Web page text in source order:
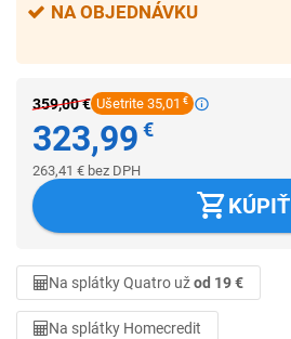
NA OBJEDNÁVKU
359,00€ Ušetrite 35,01 €
323,99 €
263,41 € bez DPH
KÚPIŤ
Na splátky Quatro užod 19 €
Na splátky Homecredit